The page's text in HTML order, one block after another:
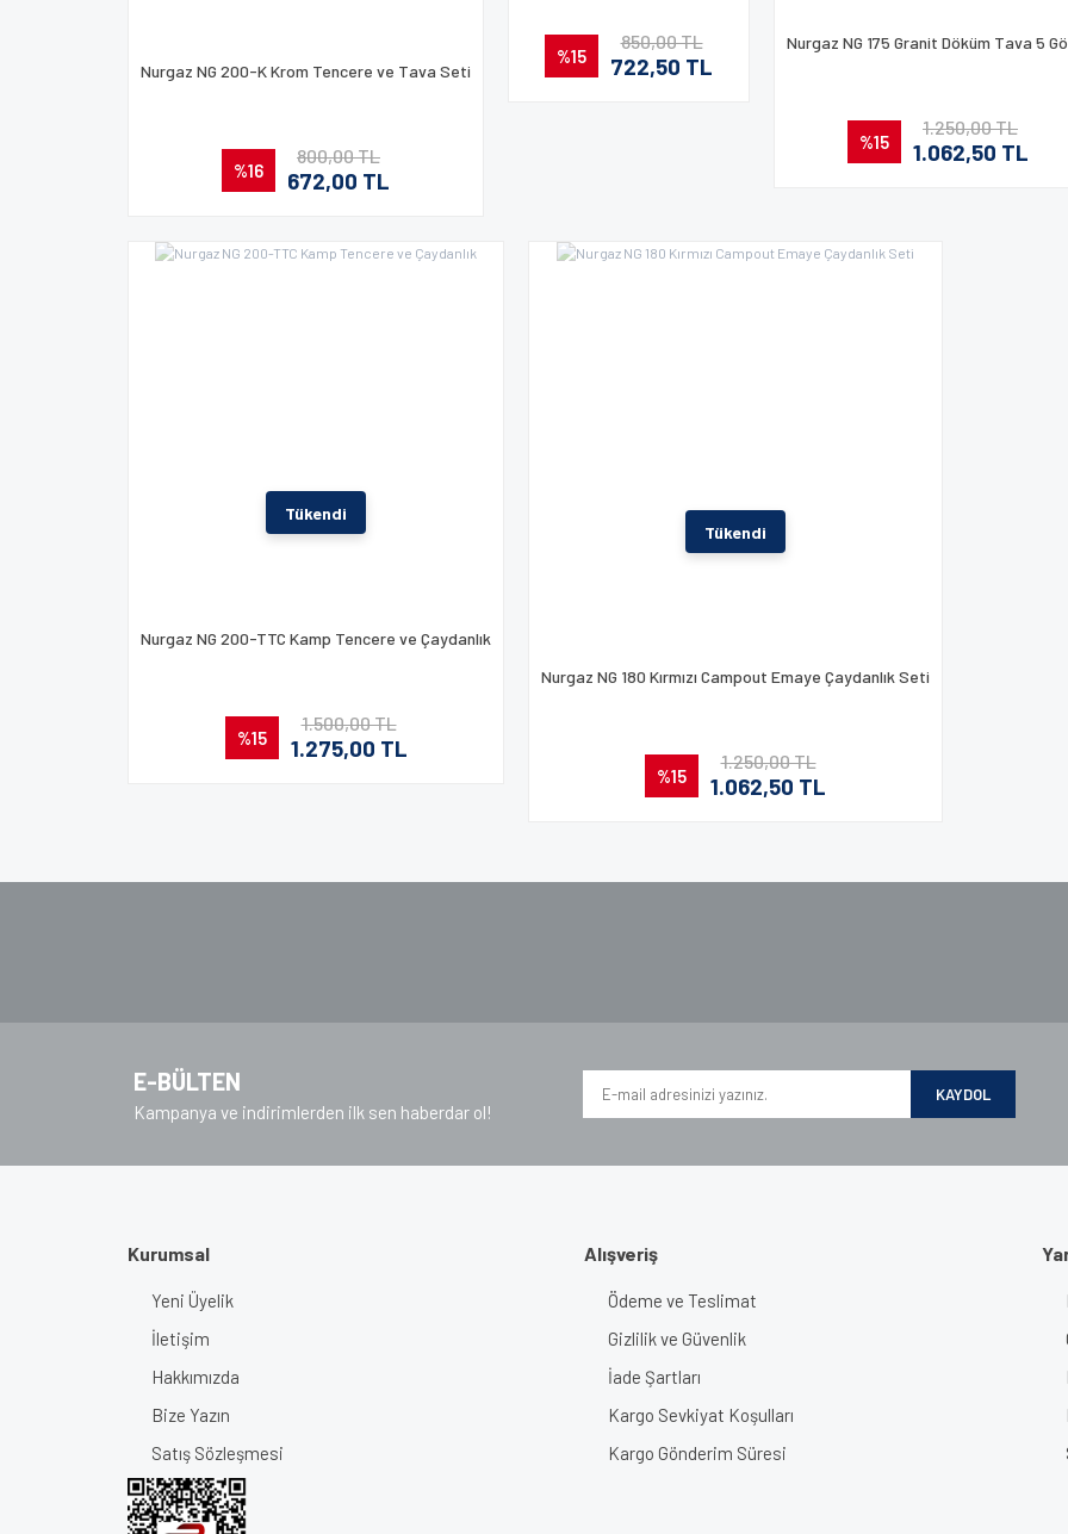
Nurgaz NG 200-K Krom Tencere ve Tava Seti
%16
800,00 TL
672,00 TL
%15
850,00 TL
722,50 TL
Nurgaz NG 175 Granit Döküm Tava 5
%15
1.250,00 TL
1.062,50 TL
Tükendi
Nurgaz NG 200-TTC Kamp Tencere ve Çaydanlık
%15
1.500,00 TL
1.275,00 TL
Tükendi
Nurgaz NG 180 Kırmızı Campout Emaye Çaydanlık Seti
%15
1.250,00 TL
1.062,50 TL
E-BÜLTEN
Kampanya ve indirimlerden ilk sen haberdar ol!
KAYDOL
Kurumsal
Yeni Üyelik
İletişim
Hakkımızda
Bize Yazın
Satış Sözleşmesi
Alışveriş
Ödeme ve Teslimat
Gizlilik ve Güvenlik
İade Şartları
Kargo Sevkiyat Koşulları
Kargo Gönderim Süresi